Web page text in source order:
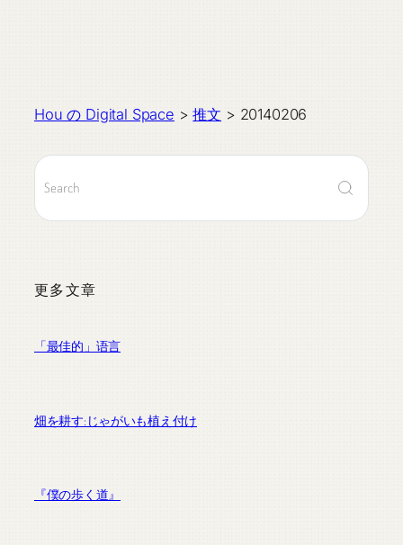
Hou の Digital Space >推文 > 20140206
更多文章
「最佳的」语言
畑を耕す:じゃがいも植え付け
『僕の歩く道』